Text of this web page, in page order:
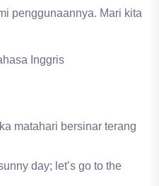
penggunaannya. Mari kita
Inggris
matahari bersinar terang
day; let’s go to the